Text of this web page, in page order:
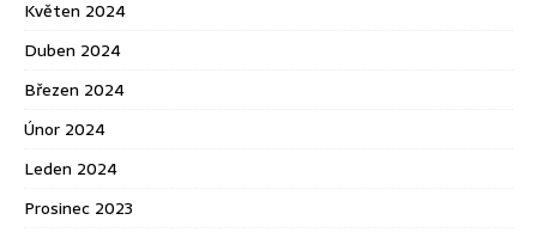
Květen 2024
Duben 2024
Březen 2024
Únor 2024
Leden 2024
Prosinec 2023